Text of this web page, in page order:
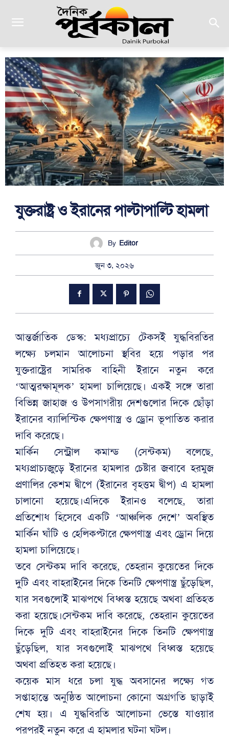
যুক্তরাষ্ট্র ও ইরানের পাল্টাপাল্টি হামলা
By Editor
জুন ৩, ২০২৬
আন্তর্জাতিক ডেস্ক: মধ্যপ্রাচ্যে টেকসই যুদ্ধবিরতির
লক্ষ্যে চলমান আলোচনা স্থবির হয়ে পড়ার পর
যুক্তরাষ্ট্রের সামরিক বাহিনী ইরানে নতুন করে
‘আত্মরক্ষামূলক’ হামলা চালিয়েছে। একই সঙ্গে তারা
বিভিন্ন জাহাজ ও উপসাগরীয় দেশগুলোর দিকে ছোঁড়া
ইরানের ব্যালিস্টিক ক্ষেপণাস্ত্র ও ড্রোন ভূপাতিত করার
দাবি করেছে।
মার্কিন সেন্ট্রাল কমান্ড (সেন্টকম) বলেছে,
মধ্যপ্রাচ্যজুড়ে ইরানের হামলার চেষ্টার জবাবে হরমুজ
প্রণালির কেশম দ্বীপে (ইরানের বৃহত্তম দ্বীপ) এ হামলা
চালানো হয়েছে।এদিকে ইরানও বলেছে, তারা
প্রতিশোধ হিসেবে একটি ‘আঞ্চলিক দেশে’ অবস্থিত
মার্কিন ঘাঁটি ও হেলিকপ্টারে ক্ষেপণাস্ত্র এবং ড্রোন দিয়ে
হামলা চালিয়েছে।
তবে সেন্টকম দাবি করেছে, তেহরান কুয়েতের দিকে
দুটি এবং বাহরাইনের দিকে তিনটি ক্ষেপণাস্ত্র ছুঁড়েছিল,
যার সবগুলোই মাঝপথে বিধ্বস্ত হয়েছে অথবা প্রতিহত
করা হয়েছে।সেন্টকম দাবি করেছে, তেহরান কুয়েতের
দিকে দুটি এবং বাহরাইনের দিকে তিনটি ক্ষেপণাস্ত্র
ছুঁড়েছিল, যার সবগুলোই মাঝপথে বিধ্বস্ত হয়েছে
অথবা প্রতিহত করা হয়েছে।
কয়েক মাস ধরে চলা যুদ্ধ অবসানের লক্ষ্যে গত
সপ্তাহান্তে অনুষ্ঠিত আলোচনা কোনো অগ্রগতি ছাড়াই
শেষ হয়। এ যুদ্ধবিরতি আলোচনা ভেস্তে যাওয়ার
পরপরই নতুন করে এ হামলার ঘটনা ঘটল।